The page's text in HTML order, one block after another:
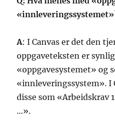
A: I Canvas er det den
oppgaveteksten er
«oppgavesystemet» og
«innleveringssystem». I
disse som «Arbeidskrav
…».